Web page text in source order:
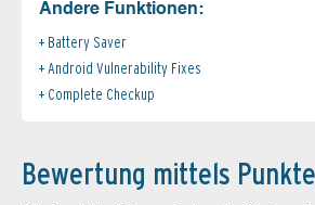
Andere Funktionen:
Battery Saver
Android Vulnerability Fixes
Complete Checkup
Bewertung mittels